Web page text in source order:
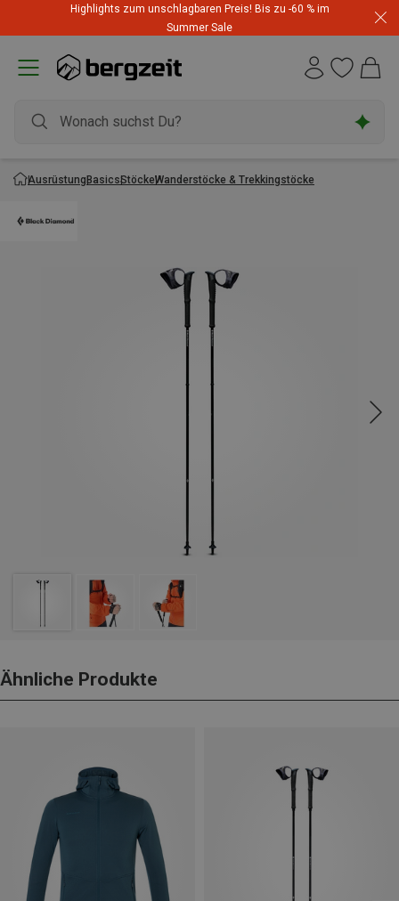
Highlights zum unschlagbaren Preis! Bis zu -60 % im
Summer Sale
AusrüstungBasicsStöckeWanderstöcke & Trekkingstöcke
Ähnliche Produkte